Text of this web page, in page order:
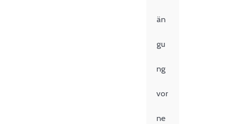
än
gu
ng
vor
ne